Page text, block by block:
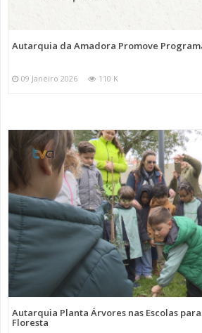
Autarquia da Amadora Promove
09 Janeiro 2026 110 K
Autarquia Planta Árvores nas Escolas
Floresta